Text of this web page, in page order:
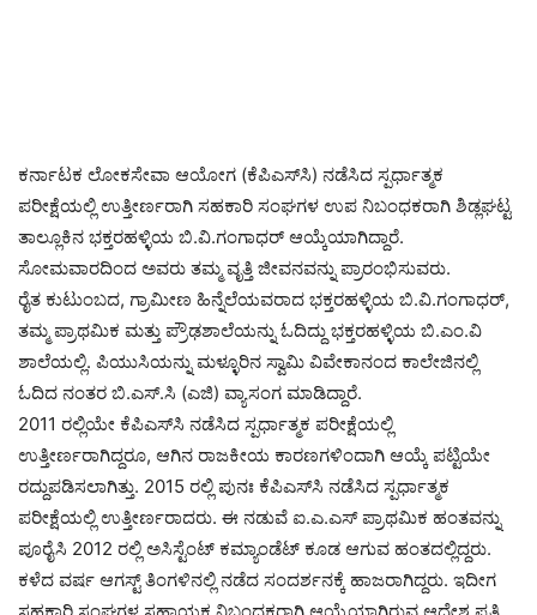
ಕರ್ನಾಟಕ ಲೋಕಸೇವಾ ಆಯೋಗ (ಕೆಪಿಎಸ್‌ಸಿ) ನಡೆಸಿದ ಸ್ಪರ್ಧಾತ್ಮಕ
ಪರೀಕ್ಷೆಯಲ್ಲಿ ಉತ್ತೀರ್ಣರಾಗಿ ಸಹಕಾರಿ ಸಂಘಗಳ ಉಪ‌ ನಿಬಂಧಕರಾಗಿ ಶಿಡ್ಲಘಟ್ಟ
ತಾಲ್ಲೂಕಿನ ಭಕ್ತರಹಳ್ಳಿಯ ಬಿ.ವಿ.ಗಂಗಾಧರ್ ಆಯ್ಕೆಯಾಗಿದ್ದಾರೆ.
ಸೋಮವಾರದಿಂದ ಅವರು ತಮ್ಮ ವೃತ್ತಿ ಜೀವನವನ್ನು ಪ್ರಾರಂಭಿಸುವರು.
ರೈತ ಕುಟುಂಬದ, ಗ್ರಾಮೀಣ ಹಿನ್ನೆಲೆಯವರಾದ ಭಕ್ತರಹಳ್ಳಿಯ ಬಿ.ವಿ.ಗಂಗಾಧರ್,
ತಮ್ಮ ಪ್ರಾಥಮಿಕ ಮತ್ತು ಪ್ರೌಢಶಾಲೆಯನ್ನು ಓದಿದ್ದು ಭಕ್ತರಹಳ್ಳಿಯ ಬಿ.ಎಂ.ವಿ
ಶಾಲೆಯಲ್ಲಿ. ಪಿಯುಸಿಯನ್ನು ಮಳ್ಳೂರಿನ ಸ್ವಾಮಿ ವಿವೇಕಾನಂದ ಕಾಲೇಜಿನಲ್ಲಿ
ಓದಿದ ನಂತರ ಬಿ.ಎಸ್.ಸಿ (ಎಜಿ) ವ್ಯಾಸಂಗ ಮಾಡಿದ್ದಾರೆ.
2011 ರಲ್ಲಿಯೇ ಕೆಪಿಎಸ್‌ಸಿ ನಡೆಸಿದ ಸ್ಪರ್ಧಾತ್ಮಕ ಪರೀಕ್ಷೆಯಲ್ಲಿ
ಉತ್ತೀರ್ಣರಾಗಿದ್ದರೂ, ಆಗಿನ ರಾಜಕೀಯ ಕಾರಣಗಳಿಂದಾಗಿ ಆಯ್ಕೆ ಪಟ್ಟಿಯೇ
ರದ್ದುಪಡಿಸಲಾಗಿತ್ತು. 2015 ರಲ್ಲಿ ಪುನಃ ಕೆಪಿಎಸ್‌ಸಿ ನಡೆಸಿದ ಸ್ಪರ್ಧಾತ್ಮಕ
ಪರೀಕ್ಷೆಯಲ್ಲಿ ಉತ್ತೀರ್ಣರಾದರು. ಈ ನಡುವೆ ಐ.ಎ.ಎಸ್ ಪ್ರಾಥಮಿಕ ಹಂತವನ್ನು
ಪೂರೈಸಿ 2012 ರಲ್ಲಿ ಅಸಿಸ್ಟೆಂಟ್ ಕಮ್ಯಾಂಡೆಟ್ ಕೂಡ ಆಗುವ ಹಂತದಲ್ಲಿದ್ದರು.
ಕಳೆದ ವರ್ಷ ಆಗಸ್ಟ್ ತಿಂಗಳಿನಲ್ಲಿ ನಡೆದ ಸಂದರ್ಶನಕ್ಕೆ ಹಾಜರಾಗಿದ್ದರು. ಇದೀಗ